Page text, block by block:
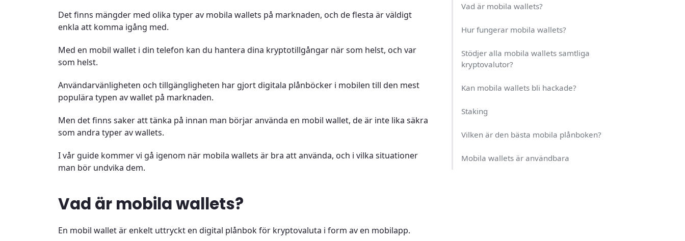
Vad är mobila wallets?
Hur fungerar mobila wallets?
Stödjer alla mobila wallets samtliga
kryptovalutor?
Kan mobila wallets bli hackade?
Staking
Vilken är den bästa mobila plånboken?
Mobila wallets är användbara
Det finns mängder med olika typer av mobila wallets på marknaden, och de flesta är väldigt
enkla att komma igång med.
Med en mobil wallet i din telefon kan du hantera dina kryptotillgångar när som helst, och var
som helst.
Användarvänligheten och tillgängligheten har gjort digitala plånböcker i mobilen till den mest
populära typen av wallet på marknaden.
Men det finns saker att tänka på innan man börjar använda en mobil wallet, de är inte lika säkra
som andra typer av wallets.
I vår guide kommer vi gå igenom när mobila wallets är bra att använda, och i vilka situationer
man bör undvika dem.
Vad är mobila wallets?
En mobil wallet är enkelt uttryckt en digital plånbok för kryptovaluta i form av en mobilapp.